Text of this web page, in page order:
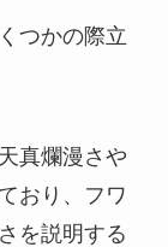
つかの際立
真爛漫さや
おり、フワ
を説明する